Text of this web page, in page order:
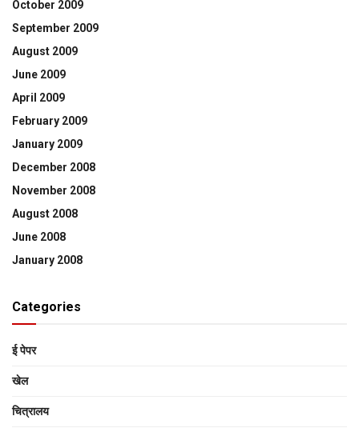
October 2009
September 2009
August 2009
June 2009
April 2009
February 2009
January 2009
December 2008
November 2008
August 2008
June 2008
January 2008
Categories
ई पेपर
खेल
चित्रालय